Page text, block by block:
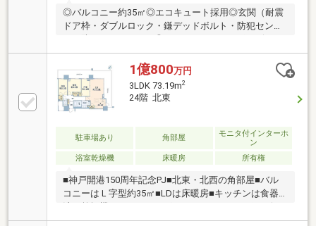
身障者用駐車場兼電気自動車充電スペース1台有り
◎バルコニー約35㎡◎エコキュート採用◎玄関（耐震
ドア枠・ダブルロック・鎌デッドボルト・防犯センサ
ー・防犯サムターン）◎キッチン（ディスポーザー・
IHクッキングヒーター・食洗機・シングルレバーシャ
ワー水栓）◎浴室（保温浴槽・低床型浴槽・フルオー
トバス・電気式浴室暖房乾燥機）◎ペット飼育可◎ダ
ブルオートロック◎コンシェルジュサービス◎グルー
ミング室・フィットネスルーム・テレワークラウン
ムなど共有施設充実◎各フロアにゴミステーション◎
タワーパーキング。来客用駐車場・カーシェア用・身
障者用駐車場兼電気自動車充電スペース1台有り
1億800万円
3LDK 73.19m2
24階 北東
駐車場あり 角部屋
モニタ付インターホ
ン
浴室乾燥機
床暖房 所有権
■神戸開港150周年記念PJ■北東・北西の角部屋■バル
コニーはＬ字型約35㎡■LDは床暖房■キッチンは食器
洗い乾燥機。IHクッキングヒーター。ディスポーザ
ー。窓があり換気良好■浴室は保温浴槽。浴室暖房乾